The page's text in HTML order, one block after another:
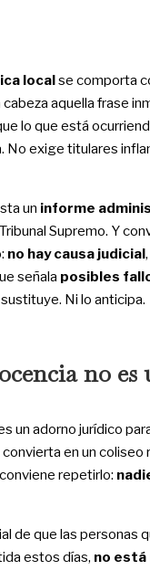
localse comporta
aquella frase
lo que está
No exige titulares
un informe
Supremo. Y
no hay causa judicial,
señala posibles
Ni lo anticipa.
no es
un adorno jurídico
en un
repetirlo:
de que las personas
estos días, no está